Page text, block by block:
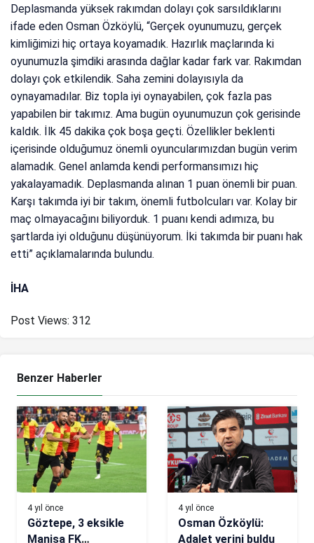
Deplasmanda yüksek rakımdan dolayı çok sarsıldıklarını
ifade eden Osman Özköylü, “Gerçek oyunumuzu, gerçek
kimliğimizi hiç ortaya koyamadık. Hazırlık maçlarında ki
oyunumuzla şimdiki arasında dağlar kadar fark var. Rakımdan
dolayı çok etkilendik. Saha zemini dolayısıyla da
oynayamadılar. Biz topla iyi oynayabilen, çok fazla pas
yapabilen bir takımız. Ama bugün oyunumuzun çok gerisinde
kaldık. İlk 45 dakika çok boşa geçti. Özellikler beklenti
içerisinde olduğumuz önemli oyuncularımızdan bugün verim
alamadık. Genel anlamda kendi performansımızı hiç
yakalayamadık. Deplasmanda alınan 1 puan önemli bir puan.
Karşı takımda iyi bir takım, önemli futbolcuları var. Kolay bir
maç olmayacağını biliyorduk. 1 puanı kendi adımıza, bu
şartlarda iyi olduğunu düşünüyorum. İki takımda bir puanı hak
etti” açıklamalarında bulundu.
İHA
Post Views: 312
Benzer Haberler
4 yıl önce
Göztepe, 3 eksikle
Manisa FK
4 yıl önce
Osman Özköylü:
Adalet yerini buldu